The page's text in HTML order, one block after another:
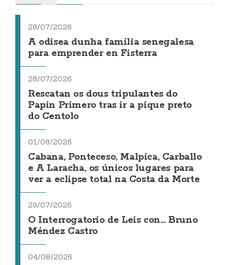
28/07/2026
A odisea dunha familia senegalesa
para emprender en Fisterra
28/07/2026
Rescatan os dous tripulantes do
Papin Primero tras ir a pique preto
do Centolo
01/08/2026
Cabana, Ponteceso, Malpica, Carballo
e A Laracha, os únicos lugares para
ver a eclipse total na Costa da Morte
29/07/2026
O Interrogatorio de Leis con... Bruno
Méndez Castro
04/08/2026